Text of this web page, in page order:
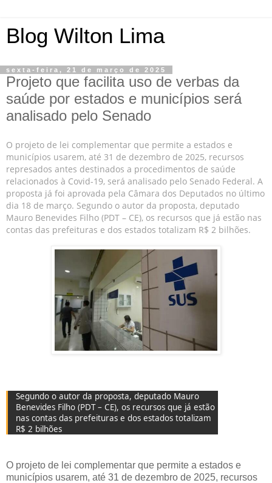
Blog Wilton Lima
sexta-feira, 21 de março de 2025
Projeto que facilita uso de verbas da
saúde por estados e municípios será
analisado pelo Senado
O projeto de lei complementar que permite a estados e
municípios usarem, até 31 de dezembro de 2025, recursos
represados antes destinados a procedimentos de saúde
relacionados à Covid-19, será analisado pelo Senado Federal. A
proposta já foi aprovada pela Câmara dos Deputados no último
dia 18 de março. Segundo o autor da proposta, deputado
Mauro Benevides Filho (PDT – CE), os recursos que já estão nas
contas das prefeituras e dos estados totalizam R$ 2 bilhões.
Segundo o autor da proposta, deputado Mauro
Benevides Filho (PDT – CE), os recursos que já estão
nas contas das prefeituras e dos estados totalizam
R$ 2 bilhões
O projeto de lei complementar que permite a estados e
municípios usarem, até 31 de dezembro de 2025, recursos